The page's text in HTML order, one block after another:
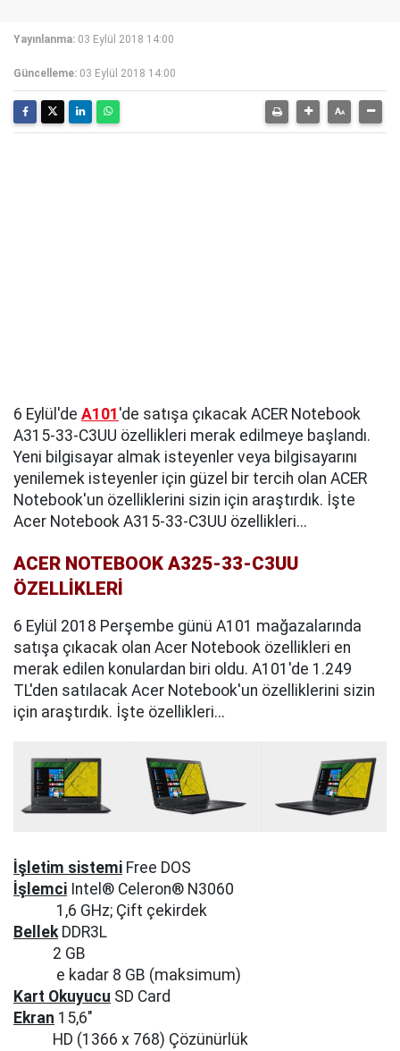
Yayınlanma: 03 Eylül 2018 14:00
Güncelleme: 03 Eylül 2018 14:00
6 Eylül'de A101 'de satışa çıkacak ACER Notebook
A315-33-C3UU özellikleri merak edilmeye başlandı.
Yeni bilgisayar almak isteyenler veya bilgisayarını
yenilemek isteyenler için güzel bir tercih olan ACER
Notebook'un özelliklerini sizin için araştırdık. İşte
Acer Notebook A315-33-C3UU özellikleri...
ACER NOTEBOOK A325-33-C3UU
ÖZELLİKLERİ
6 Eylül 2018 Perşembe günü A101 mağazalarında
satışa çıkacak olan Acer Notebook özellikleri en
merak edilen konulardan biri oldu. A101'de 1.249
TL'den satılacak Acer Notebook'un özelliklerini sizin
için araştırdık. İşte özellikleri...
İşletim sistemi Free DOS
İşlemci Intel® Celeron® N3060
1,6 GHz; Çift çekirdek
BellekDDR3L
2 GB
e kadar 8 GB (maksimum)
Kart Okuyucu SD Card
Ekran 15,6"
HD (1366 x 768) Çözünürlük